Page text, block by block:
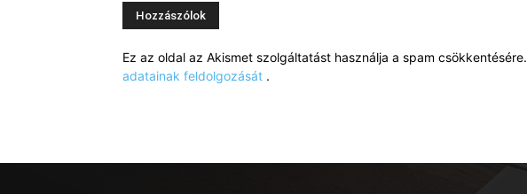
Ez az oldal az Akismet szolgáltatást használja a spam csökkentésére.
adatainak feldolgozását .